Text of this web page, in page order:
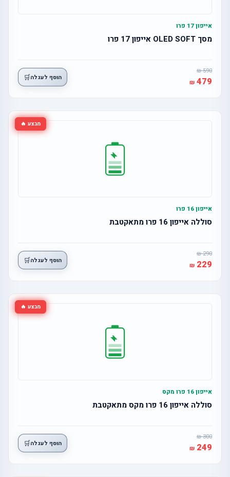
אייפון 17 פרו
מסך OLED SOFT אייפון 17 פרו
590
479 הוסף לעגלה🛒
מבצע 🔥
אייפון 16 פרו
סוללה אייפון 16 פרו מתאקטבת
290
229 הוסף לעגלה🛒
מבצע 🔥
אייפון 16 פרו מקס
סוללה אייפון 16 פרו מקס מתאקטבת
300
249 הוסף לעגלה🛒